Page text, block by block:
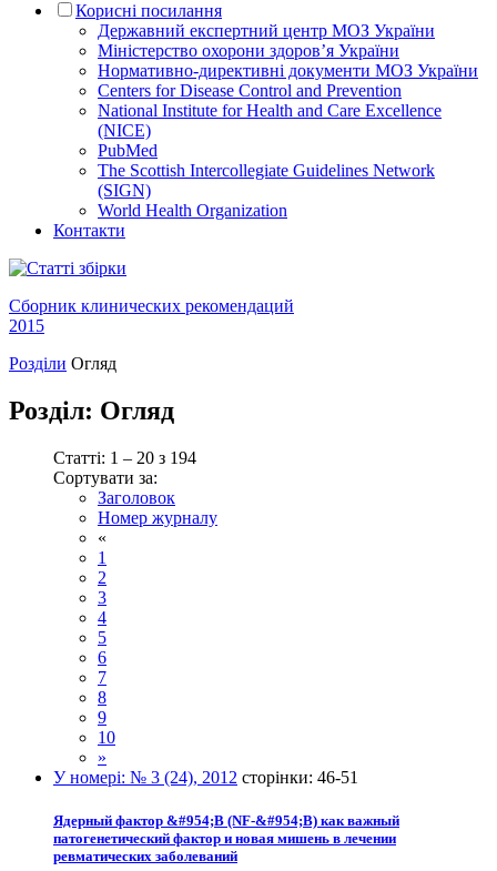
Корисні посилання
Державний експертний центр МОЗ України
Міністерство охорони здоров’я України
Нормативно-директивні документи МОЗ України
Centers for Disease Control and Prevention
National Institute for Health and Care Excellence
(NICE)
PubMed
The Scottish Intercollegiate Guidelines Network
(SIGN)
World Health Organization
Контакти
Сборник клинических рекомендаций
2015
Розділи Огляд
Розділ: Огляд
Статті: 1 – 20 з 194
Сортувати за:
Заголовок
Номер журналу
«
1
2
3
4
5
6
7
8
9
10
»
У номері: № 3 (24), 2012 сторінки: 46-51
Ядерный фактор &#954;B (NF-&#954;B) как важный
патогенетический фактор и новая мишень в лечении
ревматических заболеваний